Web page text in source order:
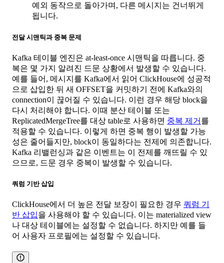
예외 동작으로 돌아가며, 다른 메시지는 건너뛰게
됩니다.
전달 시맨틱과 중복 문제
Kafka 테이블 엔진은 at-least-once 시맨틱을 따릅니다. 중
복은 몇 가지 알려진 드문 상황에서 발생할 수 있습니다.
예를 들어, 메시지를 Kafka에서 읽어 ClickHouse에 성공적
으로 삽입한 뒤 새 OFFSET을 커밋하기 전에 Kafka와의
connection이 끊어질 수 있습니다. 이런 경우 해당 block을
다시 처리해야 합니다. 이때 분산 테이블 또는
ReplicatedMergeTree를 대상 table로 사용하면 중복 제거 를
적용할 수 있습니다. 이렇게 하면 중복 행이 발생할 가능
성은 줄어들지만, block이 동일하다는 전제에 의존합니다.
Kafka 리밸런싱과 같은 이벤트는 이 전제를 깨뜨릴 수 있
으므로, 드문 경우 중복이 발생할 수 있습니다.
쿼럼 기반 삽입
ClickHouse에서 더 높은 전달 보장이 필요한 경우 쿼럼 기
반 삽입을 사용해야 할 수 있습니다. 이는 materialized view
나 대상 테이블에는 설정할 수 없습니다. 하지만 예를 들
어 사용자 프로필에는 설정할 수 있습니다.